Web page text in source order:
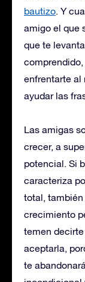
bautizo. Y
amigo el que
que te
enfrentarte al
ayudar las
Las amigas
crecer, a
potencial. Si
caracteriza
total,
crecimiento
temen
aceptarla,
te